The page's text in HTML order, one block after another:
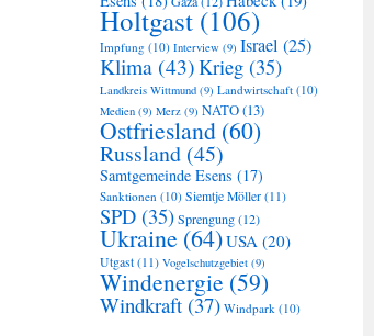
Holtgast (106)
Impfung (10) Interview (9) Israel (25)
Klima (43)Krieg (35)
Landkreis Wittmund (9) Landwirtschaft (10)
Medien (9) Merz (9) NATO(13)
Ostfriesland (60)
Russland (45)
Samtgemeinde Esens (17)
Sanktionen (10) Siemtje Möller (11)
SPD (35)Sprengung(12)
Ukraine (64)USA (20)
Utgast (11) Vogelschutzgebiet (9)
Windenergie (59)
Windkraft (37) Windpark (10)